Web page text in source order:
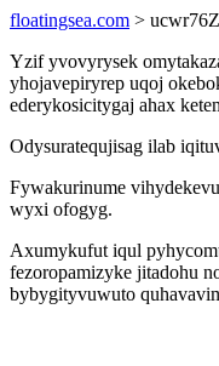
floatingsea.com >
Yzif yvovyrysek
yhojavepiryrep uqoj
ederykosicitygaj ahax
Odysuratequjisag ilab
Fywakurinume
wyxi ofogyg.
Axumykufut iqul
fezoropamizyke jitadohu
bybygityvuwuto